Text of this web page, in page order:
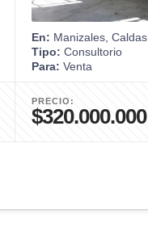
En: Manizales, Caldas
Tipo: Consultorio
Para: Venta
PRECIO:
$320.000.000